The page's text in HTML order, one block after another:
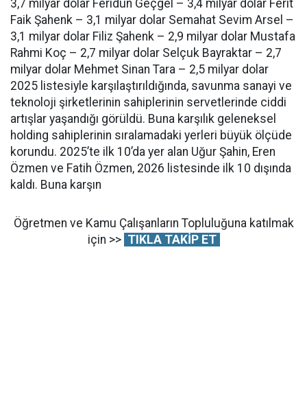
3,7 milyar dolar Feridun Geçgel – 3,4 milyar dolar Ferit
Faik Şahenk – 3,1 milyar dolar Semahat Sevim Arsel –
3,1 milyar dolar Filiz Şahenk – 2,9 milyar dolar Mustafa
Rahmi Koç – 2,7 milyar dolar Selçuk Bayraktar – 2,7
milyar dolar Mehmet Sinan Tara – 2,5 milyar dolar
2025 listesiyle karşılaştırıldığında, savunma sanayi ve
teknoloji şirketlerinin sahiplerinin servetlerinde ciddi
artışlar yaşandığı görüldü. Buna karşılık geleneksel
holding sahiplerinin sıralamadaki yerleri büyük ölçüde
korundu. 2025’te ilk 10’da yer alan Uğur Şahin, Eren
Özmen ve Fatih Özmen, 2026 listesinde ilk 10 dışında
kaldı. Buna karşın
Öğretmen ve Kamu Çalışanların Topluluğuna katılmak
için >> TIKLA TAKİP ET